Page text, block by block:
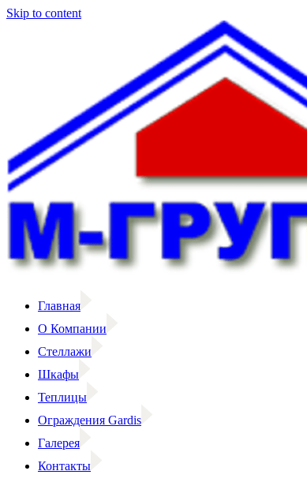
Skip to content
Главная
О Компании
Стеллажи
Шкафы
Теплицы
Ограждения Gardis
Галерея
Контакты